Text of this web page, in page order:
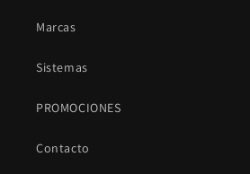
Marcas
Sistemas
PROMOCIONES
Contacto